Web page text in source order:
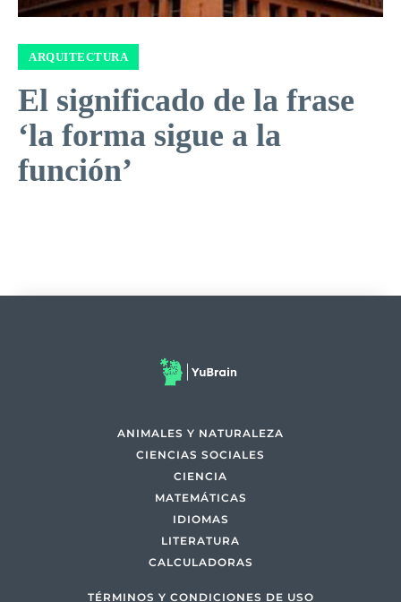
ARQUITECTURA
El significado de la frase
‘la forma sigue a la
función’
ANIMALES Y NATURALEZA
CIENCIAS SOCIALES
CIENCIA
MATEMÁTICAS
IDIOMAS
LITERATURA
CALCULADORAS
TÉRMINOS Y CONDICIONES DE USO